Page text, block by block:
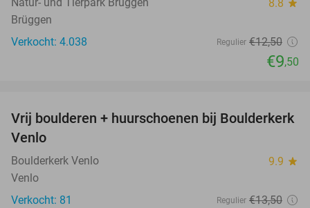
8.8 star
Brüggen
Verkocht: 4.038
Regulier €12,50
€9,50
30%
TODAY
Vrij boulderen + huurschoenen bij Boulderkerk
Venlo
Boulderkerk Venlo 9.9 star
Venlo
Verkocht: 81
Regulier €13,50